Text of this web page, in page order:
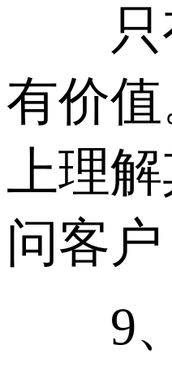
只有
有价
上理
问客
9、